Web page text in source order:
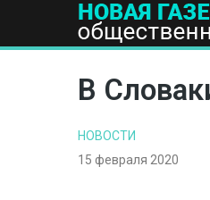
ПОЛИТИКА ОБЩЕСТВО
В
НОВОСТИ
15 февраля 2020